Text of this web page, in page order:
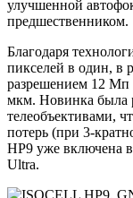
улучшенной
предшественником.
Благодаря
пикселей в один, в
разрешением 12 Мп
мкм. Новинка была
телеобъективами,
потерь (при 3-
HP9 уже включена
Ultra.